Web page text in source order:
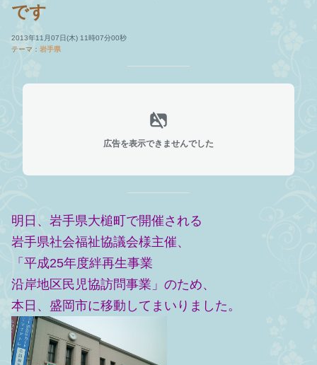
です
2013年11月07日(木) 11時07分00秒
テーマ： 岩手県
広告を表示できませんでした
明日、岩手県大槌町で開催される
岩手県社会福祉協議会様主催、
「平成25年度絆再生事業
沿岸地区民児協訪問事業」のため、
本日、盛岡市に移動してまいりました。